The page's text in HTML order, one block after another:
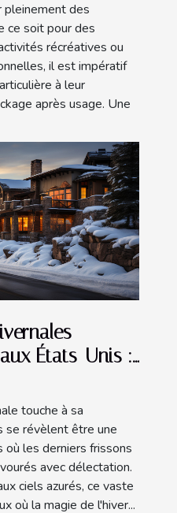
des
ce soit pour des
récréatives ou
il est impératif
à leur
après usage. Une
États-Unis :
de la fin de
touche à sa
se révèlent être une
les derniers frissons
avec délectation.
ciels azurés, ce vaste
où la magie de l'hiver...